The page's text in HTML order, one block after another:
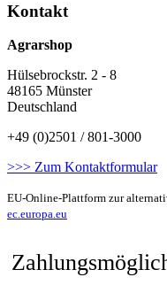
Kontakt
Agrarshop
Hülsebrockstr. 2 - 8
48165 Münster
Deutschland
+49 (0)2501 / 801-3000
>>> Zum Kontaktformular
EU-Online-Plattform zur
ec.europa.eu